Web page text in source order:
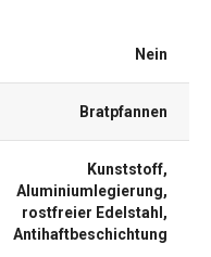
Nein
Bratpfannen
Kunststoff,
Aluminiumlegierung,
rostfreier Edelstahl,
Antihaftbeschichtung